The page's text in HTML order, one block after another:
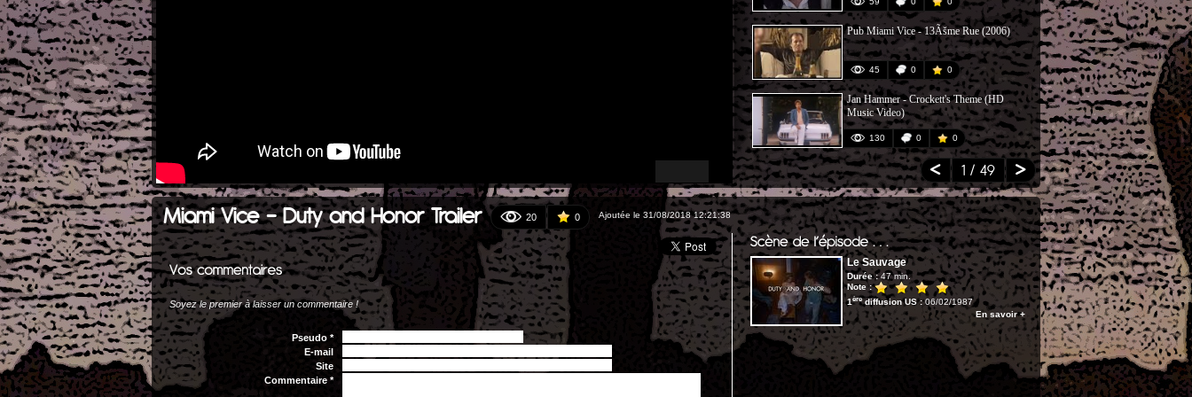
Pub Miami Vice - 13Ãšme Rue (2006)
45 0 0
Jan Hammer - Crockett's Theme (HD
Music Video)
130 0 0
How to
Spyder 1:24
29
Majami
114
1 / 49
Miami Vice - Duty and Honor Trailer 20 0 Ajoutée le 31/08/2018 12:21:38
Soyez le premier à laisser un commentaire !
Pseudo *
E-mail
Site
Commentaire *
Le Sauvage
Durée :47 min.
Note :
1èrediffusion US :06/02/1987
En savoir +